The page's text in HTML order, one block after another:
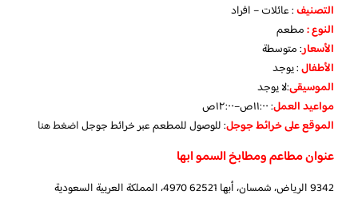
التصنيف: عائلات – افراد
النوع :مطعم
الأسعار:متوسطة
الأطفال:يوجد
الموسيقى:لا يوجد
مواعيد العمل: ١١:٠٠ص–١٢:٠٠ص
الموقع على خرائط جوجل: للوصول للمطعم عبر خرائط جوجلاضغط هنا
عنوان مطاعم ومطابخ السمو ابها
9342 الرياض، شمسان، أبها 62521 4970، المملكة العربية السعودية